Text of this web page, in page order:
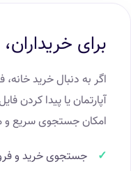
برای
اگر به دنبال خرید
آپارتمان یا پیدا
امکان جستجوی سریع و
جستجوی خرید و